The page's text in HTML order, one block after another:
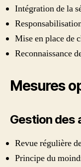
Intégration de la
Mise en place de
Reconnaissance
Mesures
Gestion des
Revue régulière
Principe du